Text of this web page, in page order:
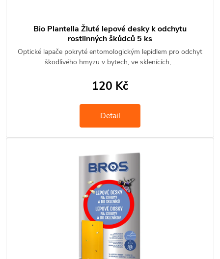
Bio Plantella Žluté lepové desky k odchytu
rostlinných škůdců 5 ks
Optické lapače pokryté entomologickým lepidlem pro odchyt
škodlivého hmyzu v bytech, ve sklenících,…
120 Kč
Detail